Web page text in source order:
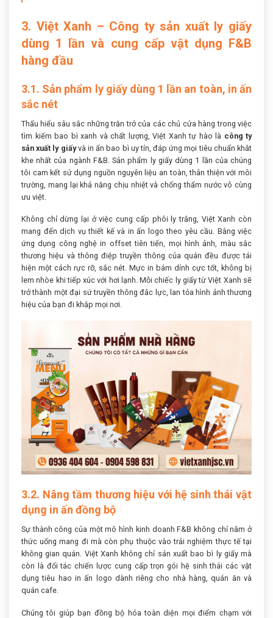
3. Việt Xanh – Công ty sản xuất ly giấy
dùng 1 lần và cung cấp vật dụng F&B
hàng đầu
3.1. Sản phẩm ly giấy dùng 1 lần an toàn, in ấn
sắc nét
Thấu hiểu sâu sắc những trăn trở của các chủ cửa hàng trong việc
tìm kiếm bao bì xanh và chất lượng, Việt Xanh tự hào là công ty
sản xuất ly giấyvà in ấn bao bì uy tín, đáp ứng mọi tiêu chuẩn khắt
khe nhất của ngành F&B. Sản phẩm ly giấy dùng 1 lần của chúng
tôi cam kết sử dụng nguồn nguyên liệu an toàn, thân thiện với môi
trường, mang lại khả năng chịu nhiệt và chống thấm nước vô cùng
ưu việt.
Không chỉ dừng lại ở việc cung cấp phôi ly trắng, Việt Xanh còn
mang đến dịch vụ thiết kế và in ấn logo theo yêu cầu. Bằng việc
ứng dụng công nghệ in offset tiên tiến, mọi hình ảnh, màu sắc
thương hiệu và thông điệp truyền thông của quán đều được tái
hiện một cách rực rỡ, sắc nét. Mực in bám dính cực tốt, không bị
lem nhòe khi tiếp xúc với hơi lạnh. Mỗi chiếc ly giấy từ Việt Xanh sẽ
trở thành một đại sứ truyền thông đắc lực, lan tỏa hình ảnh thương
hiệu của bạn đi khắp mọi nơi.
3.2. Nâng tầm thương hiệu với hệ sinh thái vật
dụng in ấn đồng bộ
Sự thành công của một mô hình kinh doanh F&B không chỉ nằm ở
thức uống mang đi mà còn phụ thuộc vào trải nghiệm thực tế tại
không gian quán. Việt Xanh không chỉ sản xuất bao bì ly giấy mà
còn là đối tác chiến lược cung cấp trọn gói hệ sinh thái các vật
dụng tiêu hao in ấn logo dành riêng cho nhà hàng, quán ăn và
quán cafe.
Chúng tôi giúp bạn đồng bộ hóa toàn diện mọi điểm chạm với